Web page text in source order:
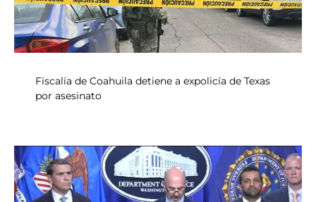
Fiscalía de Coahuila detiene a expolicía de Texas
por asesinato